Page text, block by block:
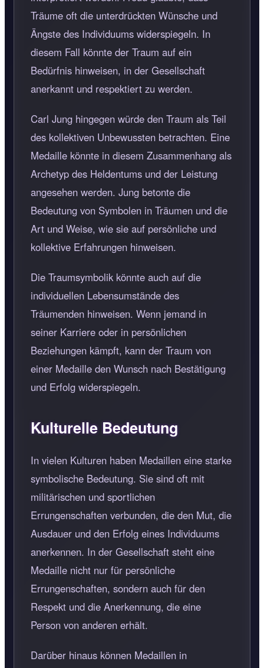
Träume oft die unterdrückten Wünsche und
Ängste des Individuums widerspiegeln. In
diesem Fall könnte der Traum auf ein
Bedürfnis hinweisen, in der Gesellschaft
anerkannt und respektiert zu werden.
Carl Jung hingegen würde den Traum als Teil
des kollektiven Unbewussten betrachten. Eine
Medaille könnte in diesem Zusammenhang als
Archetyp des Heldentums und der Leistung
angesehen werden. Jung betonte die
Bedeutung von Symbolen in Träumen und die
Art und Weise, wie sie auf persönliche und
kollektive Erfahrungen hinweisen.
Die Traumsymbolik könnte auch auf die
individuellen Lebensumstände des
Träumenden hinweisen. Wenn jemand in
seiner Karriere oder in persönlichen
Beziehungen kämpft, kann der Traum von
einer Medaille den Wunsch nach Bestätigung
und Erfolg widerspiegeln.
Kulturelle Bedeutung
In vielen Kulturen haben Medaillen eine starke
symbolische Bedeutung. Sie sind oft mit
militärischen und sportlichen
Errungenschaften verbunden, die den Mut, die
Ausdauer und den Erfolg eines Individuums
anerkennen. In der Gesellschaft steht eine
Medaille nicht nur für persönliche
Errungenschaften, sondern auch für den
Respekt und die Anerkennung, die eine
Person von anderen erhält.
Darüber hinaus können Medaillen in